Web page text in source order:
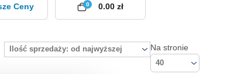
Ceny 0
0.00 zł
Ilość sprzedaży: od najwyższej Na stronie
40